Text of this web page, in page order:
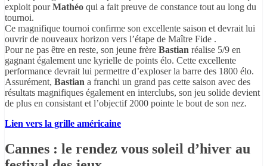
exploit pourMathéo qui a fait preuve de constance tout au long du
tournoi.
Ce magnifique tournoi confirme son excellente saison et devrait lui
ouvrir de nouveaux horizon vers l’étape de Maître Fide .
Pour ne pas être en reste, son jeune frère Bastian réalise 5/9 en
gagnant également une kyrielle de points élo. Cette excellente
performance devrait lui permettre d’exploser la barre des 1800 élo.
Assurément, Bastian a franchi un grand pas cette saison avec des
résultats magnifiques également en interclubs, son jeu solide devient
de plus en consistant et l’objectif 2000 pointe le bout de son nez.
Lien vers la grille américaine
Cannes : le rendez vous soleil d’hiver au